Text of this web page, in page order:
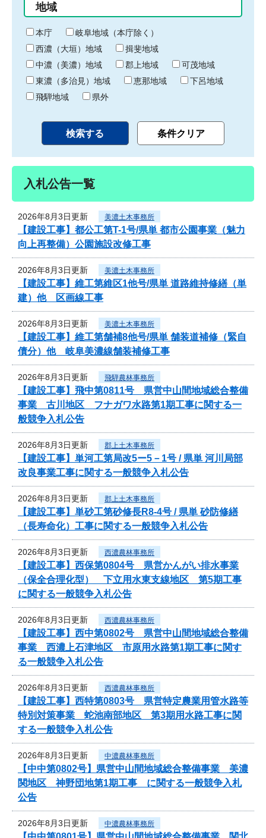
り
終
わ
り
地域
本庁
岐阜地域（本庁除く）
西濃（大垣）地域
揖斐地域
中濃（美濃）地域
郡上地域
可茂地域
東濃（多治見）地域
恵那地域
下呂地域
飛騨地域
県外
入札公告一覧
2026年8月3日更新 美濃土木事務所
【建設工事】都公工第T-1号/県単 都市公園事業（魅力
向上再整備）公園施設改修工事
2026年8月3日更新 美濃土木事務所
【建設工事】維工第維区1他号/県単 道路維持修繕（単
建）他 区画線工事
2026年8月3日更新 美濃土木事務所
【建設工事】維工第舗補8他号/県単 舗装道補修（緊自
債分）他 岐阜美濃線舗装補修工事
2026年8月3日更新 飛騨農林事務所
【建設工事】飛中第0811号 県営中山間地域総合整備
事業 古川地区 フナガワ水路第1期工事に関する一
般競争入札公告
2026年8月3日更新 郡上土木事務所
【建設工事】単河工第局改5ー5－1号 / 県単 河川局部
改良事業工事に関する一般競争入札公告
2026年8月3日更新 郡上土木事務所
【建設工事】単砂工第砂修長R8-4号 / 県単 砂防修繕
（長寿命化）工事に関する一般競争入札公告
2026年8月3日更新 西濃農林事務所
【建設工事】西保第0804号 県営かんがい排水事業
（保全合理化型） 下立用水東支線地区 第5期工事
に関する一般競争入札公告
2026年8月3日更新 西濃農林事務所
【建設工事】西中第0802号 県営中山間地域総合整備
事業 西濃上石津地区 市原用水路第1期工事に関す
る一般競争入札公告
2026年8月3日更新 西濃農林事務所
【建設工事】西特第0803号 県営特定農業用管水路等
特別対策事業 蛇池南部地区 第3期用水路工事に関
する一般競争入札公告
2026年8月3日更新 中濃農林事務所
【中中第0802号】県営中山間地域総合整備事業 美濃
関地区 神野団地第1期工事 に関する一般競争入札
公告
2026年8月3日更新 中濃農林事務所